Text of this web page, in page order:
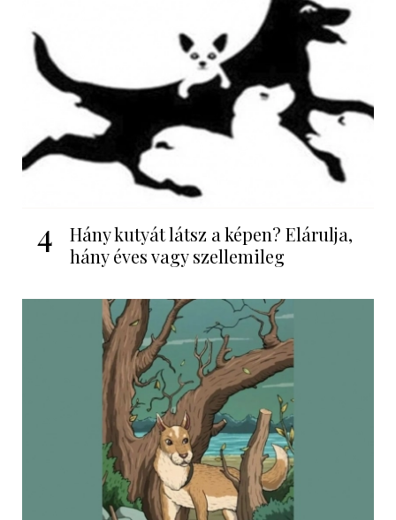
4
Hány kutyát látsz a képen? Elárulja,
hány éves vagy szellemileg